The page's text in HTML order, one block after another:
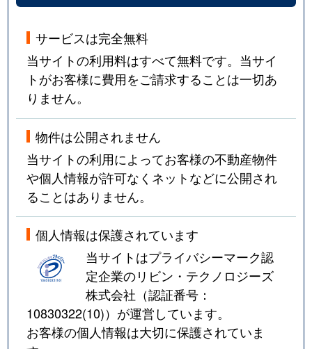
サービスは完全無料
当サイトの利用料はすべて無料です。当サイ
トがお客様に費用をご請求することは一切あ
りません。
物件は公開されません
当サイトの利用によってお客様の不動産物件
や個人情報が許可なくネットなどに公開され
ることはありません。
個人情報は保護されています
当サイトはプライバシーマーク認
定企業のリビン・テクノロジーズ
株式会社（認証番号：
10830322(10)）が運営しています。
お客様の個人情報は大切に保護されていま